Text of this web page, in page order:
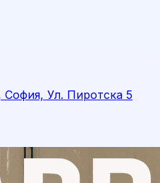
Ул. Пиротска 5